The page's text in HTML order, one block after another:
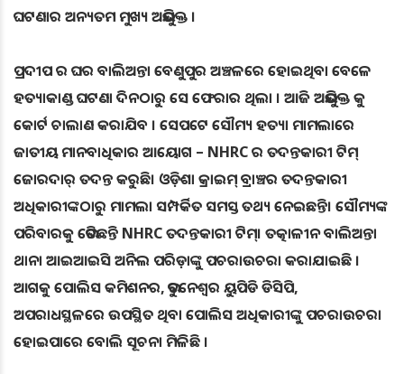
ଘଟଣାର ଅନ୍ୟତମ ମୁଖ୍ୟ ଅଭିଯୁକ୍ତ ।
ପ୍ରଦୀପ ର ଘର ବାଲିଅନ୍ତା ବେଣୁପୁର ଅଞ୍ଚଳରେ ହୋଇଥିବା ବେଳେ
ହତ୍ୟାକାଣ୍ଡ ଘଟଣା ଦିନଠାରୁ ସେ ଫେରାର ଥିଲା । ଆଜି ଅଭିଯୁକ୍ତ କୁ
କୋର୍ଟ ଚାଲାଣ କରାଯିବ । ସେପଟେ ସୌମ୍ୟ ହତ୍ୟା ମାମଲାରେ
ଜାତୀୟ ମାନବାଧିକାର ଆୟୋଗ – NHRC ର ତଦନ୍ତକାରୀ ଟିମ୍
ଜୋରଦାର୍ ତଦନ୍ତ କରୁଛି। ଓଡ଼ିଶା କ୍ରାଇମ୍ ବ୍ରାଞ୍ଚର ତଦନ୍ତକାରୀ
ଅଧିକାରୀଙ୍କଠାରୁ ମାମଲା ସମ୍ପର୍କିତ ସମସ୍ତ ତଥ୍ୟ ନେଇଛନ୍ତି। ସୌମ୍ୟଙ୍କ
ପରିବାରକୁ ଭେଟିଛନ୍ତି NHRC ତଦନ୍ତକାରୀ ଟିମ୍। ତତ୍କାଳୀନ ବାଲିଅନ୍ତା
ଥାନା ଆଇଆଇସି ଅନିଲ ପରିଡ଼ାଙ୍କୁ ପଚରାଉଚରା କରାଯାଇଛି ।
ଆଗକୁ ପୋଲିସ କମିଶନର, ଭୁବନେଶ୍ୱର ୟୁପିଡି ଡିସିପି,
ଅପରାଧସ୍ଥଳରେ ଉପସ୍ଥିତ ଥିବା ପୋଲିସ ଅଧିକାରୀଙ୍କୁ ପଚରାଉଚରା
ହୋଇପାରେ ବୋଲି ସୂଚନା ମିଳିଛି ।